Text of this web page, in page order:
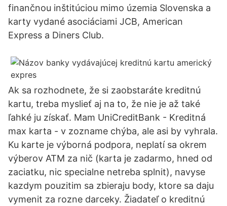
finančnou inštitúciou mimo územia Slovenska a
karty vydané asociáciami JCB, American
Express a Diners Club.
Ak sa rozhodnete, že si zaobstaráte kreditnú
kartu, treba myslieť aj na to, že nie je až také
ľahké ju získať. Mam UniCreditBank - Kreditná
max karta - v zozname chýba, ale asi by vyhrala.
Ku karte je výborná podpora, neplatí sa okrem
výberov ATM za nič (karta je zadarmo, hned od
zaciatku, nic specialne netreba splnit), navyse
kazdym pouzitim sa zbieraju body, ktore sa daju
vymenit za rozne darceky. Žiadateľ o kreditnú